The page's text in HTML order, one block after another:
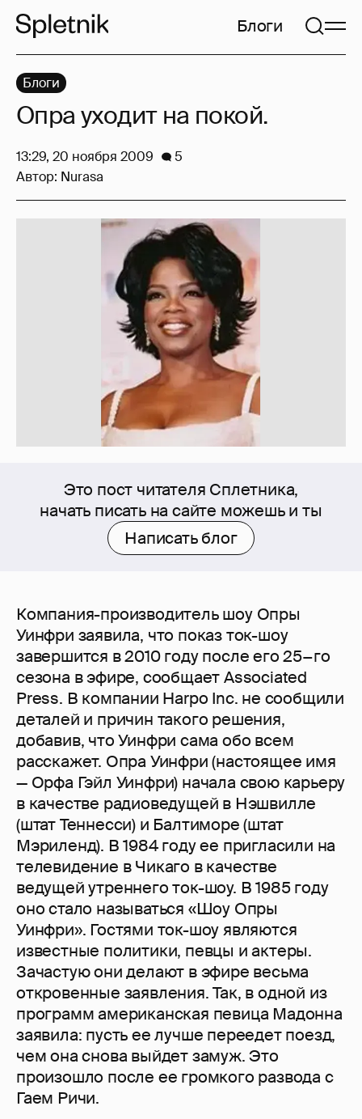
Блоги
Это пост читателя Сплетника,
начать писать на сайте можешь и ты
Написать блог
Компания-производитель шоу Опры
Уинфри заявила, что показ ток-шоу
завершится в 2010 году после его 25−го
сезона в эфире, сообщает Associated
Press. В компании Harpo Inc. не сообщили
деталей и причин такого решения,
добавив, что Уинфри сама обо всем
расскажет. Опра Уинфри (настоящее имя
— Орфа Гэйл Уинфри) начала свою карьеру
в качестве радиоведущей в Нэшвилле
(штат Теннесси) и Балтиморе (штат
Мэриленд). В 1984 году ее пригласили на
телевидение в Чикаго в качестве
ведущей утреннего ток-шоу. В 1985 году
оно стало называться «Шоу Опры
Уинфри». Гостями ток-шоу являются
известные политики, певцы и актеры.
Зачастую они делают в эфире весьма
откровенные заявления. Так, в одной из
программ американская певица Мадонна
заявила: пусть ее лучше переедет поезд,
чем она снова выйдет замуж. Это
произошло после ее громкого развода с
Гаем Ричи.
Блоги
Опра уходит на покой.
13:29, 20 ноября 2009
5
Автор: Nurasa